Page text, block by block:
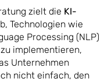
zielt die KI-
Technologien wie
Processing (NLP)
implementieren,
Unternehmen
nicht einfach, den